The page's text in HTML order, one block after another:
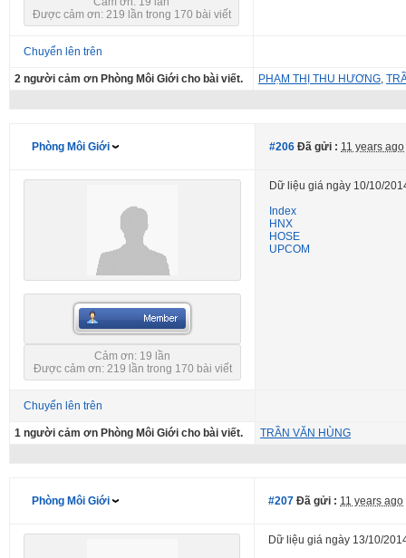
Được cảm ơn: 219 lần trong 170 bài viết
Chuyển lên trên
2 người cảm ơn Phòng Môi Giới cho bài viết. PHẠM THỊ THU HƯƠNG,
Phòng Môi Giới #206 Đã gửi : 11 years ago
Cảm ơn: 19 lần
Được cảm ơn: 219 lần trong 170 bài viết
Dữ liệu giá ngày 10/10/
Index
HNX
HOSE
UPCOM
Chuyển lên trên
1 người cảm ơn Phòng Môi Giới cho bài viết. TRẦN VĂN HÙNG
Phòng Môi Giới #207 Đã gửi : 11 years ago
Dữ liệu giá ngày 13/10/